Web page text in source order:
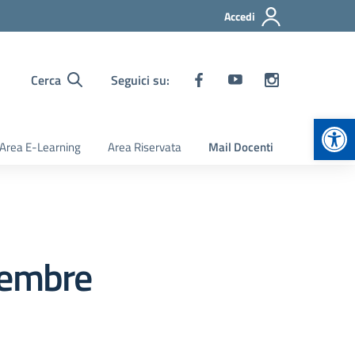
Accedi
Cerca Seguici su:
Area E-Learning Area Riservata Mail Docenti